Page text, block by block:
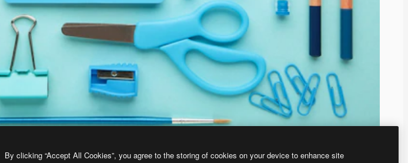
By clicking “Accept All Cookies”, you agree to the storing of cookies on your device to enhance site